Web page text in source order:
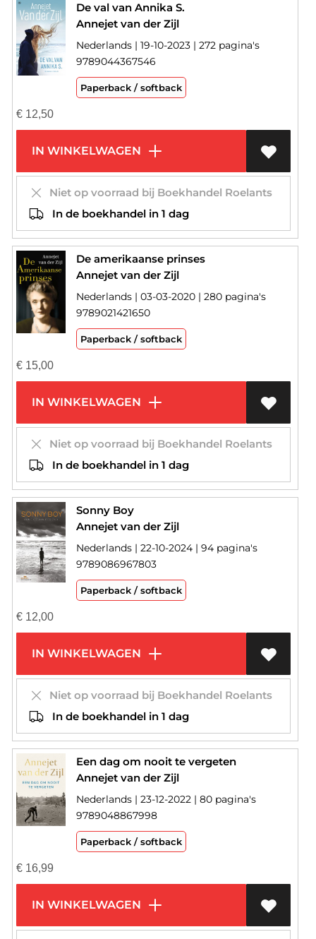
De val van Annika S.
Annejet van der Zijl
Nederlands | 19-10-2023 | 272 pagina's
9789044367546
Paperback / softback
€12,50
IN WINKELWAGEN
Niet op voorraad bij Boekhandel Roelants
In de boekhandel in 1 dag
De amerikaanse prinses
Annejet van der Zijl
Nederlands | 03-03-2020 | 280 pagina's
9789021421650
Paperback / softback
€15,00
IN WINKELWAGEN
Niet op voorraad bij Boekhandel Roelants
In de boekhandel in 1 dag
Sonny Boy
Annejet van der Zijl
Nederlands | 22-10-2024 | 94 pagina's
9789086967803
Paperback / softback
€12,00
IN WINKELWAGEN
Niet op voorraad bij Boekhandel Roelants
In de boekhandel in 1 dag
Een dag om nooit te vergeten
Annejet van der Zijl
Nederlands | 23-12-2022 | 80 pagina's
9789048867998
Paperback / softback
€16,99
IN WINKELWAGEN